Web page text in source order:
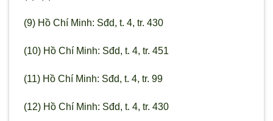
(9) Hồ Chí Minh: Sđd, t. 4, tr. 430
(10) Hồ Chí Minh: Sđd, t. 4, tr. 451
(11) Hồ Chí Minh: Sđd, t. 4, tr. 99
(12) Hồ Chí Minh: Sđd, t. 4, tr. 430